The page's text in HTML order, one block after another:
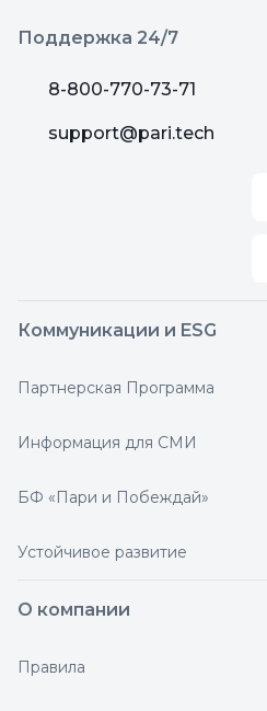
Поддержка 24/7
8-800-770-73-71
support@pari.tech
Коммуникации и ESG
Партнерская Программа
Информация для СМИ
БФ «Пари и Побеждай»
Устойчивое развитие
О компании
Правила